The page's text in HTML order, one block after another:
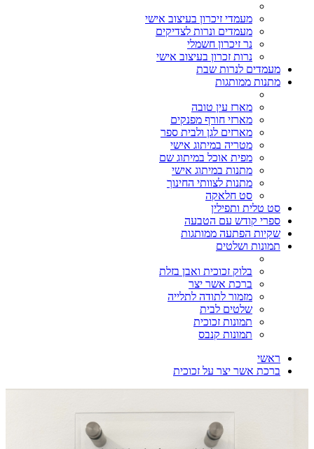
מעמדי זיכרון בעיצוב אישי
מעמדים ונרות לצדיקים
נר זיכרון חשמלי
נרות זכרון בעיצוב אישי
מעמדים לנרות שבת
מתנות ממותגות
מארז עין טובה
מארזי חורף מפנקים
מארזים לגן ולבית ספר
מטריה במיתוג אישי
מפית אוכל במיתוג שם
מתנות במיתוג אישי
מתנות לצוותי החינוך
סט חלאקה
סט טלית ותפילין
ספרי קודש עם הטבעה
שקיות הפתעה ממותגות
תמונות ושלטים
בלוק זכוכית ואבן בזלת
ברכת אשר יצר
מזמור לתודה לתלייה
שלטים לבית
תמונות זכוכית
תמונות קנבס
ראשי
ברכת אשר יצר על זכוכית